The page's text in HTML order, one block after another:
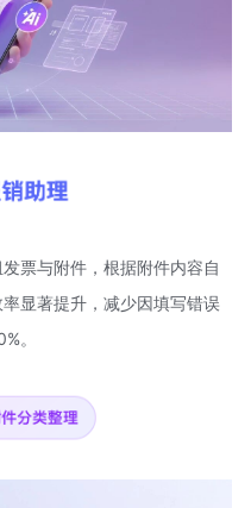
票与附件，根据附件内容自
显著提升，减少因填写错误
。